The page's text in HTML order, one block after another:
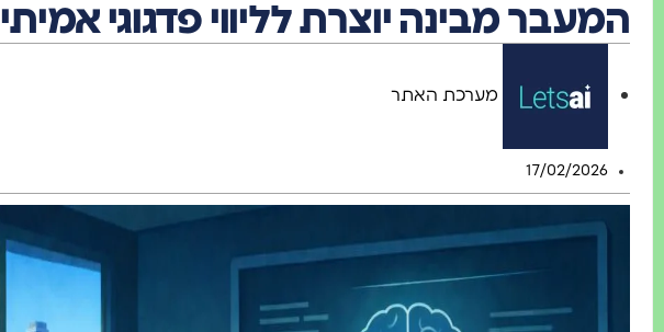
המעבר מבינה יוצרת לליווי פדגוגי אמיתי
מערכת האתר
17/02/2026